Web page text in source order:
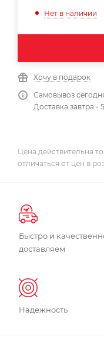
Нет в наличии
Хочу в подарок
Самовывоз
Доставка завтра -
Цена действительна
отличаться от цен в
Быстро и
доставляем
Надежность